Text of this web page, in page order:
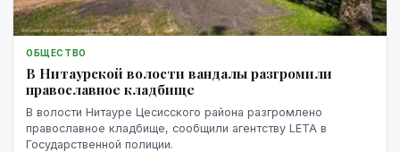
ОБЩЕСТВО
В Нитаурской волости вандалы разгромили
православное кладбище
В волости Нитауре Цесисского района разгромлено
православное кладбище, сообщили агентству LETA в
Государственной полиции.